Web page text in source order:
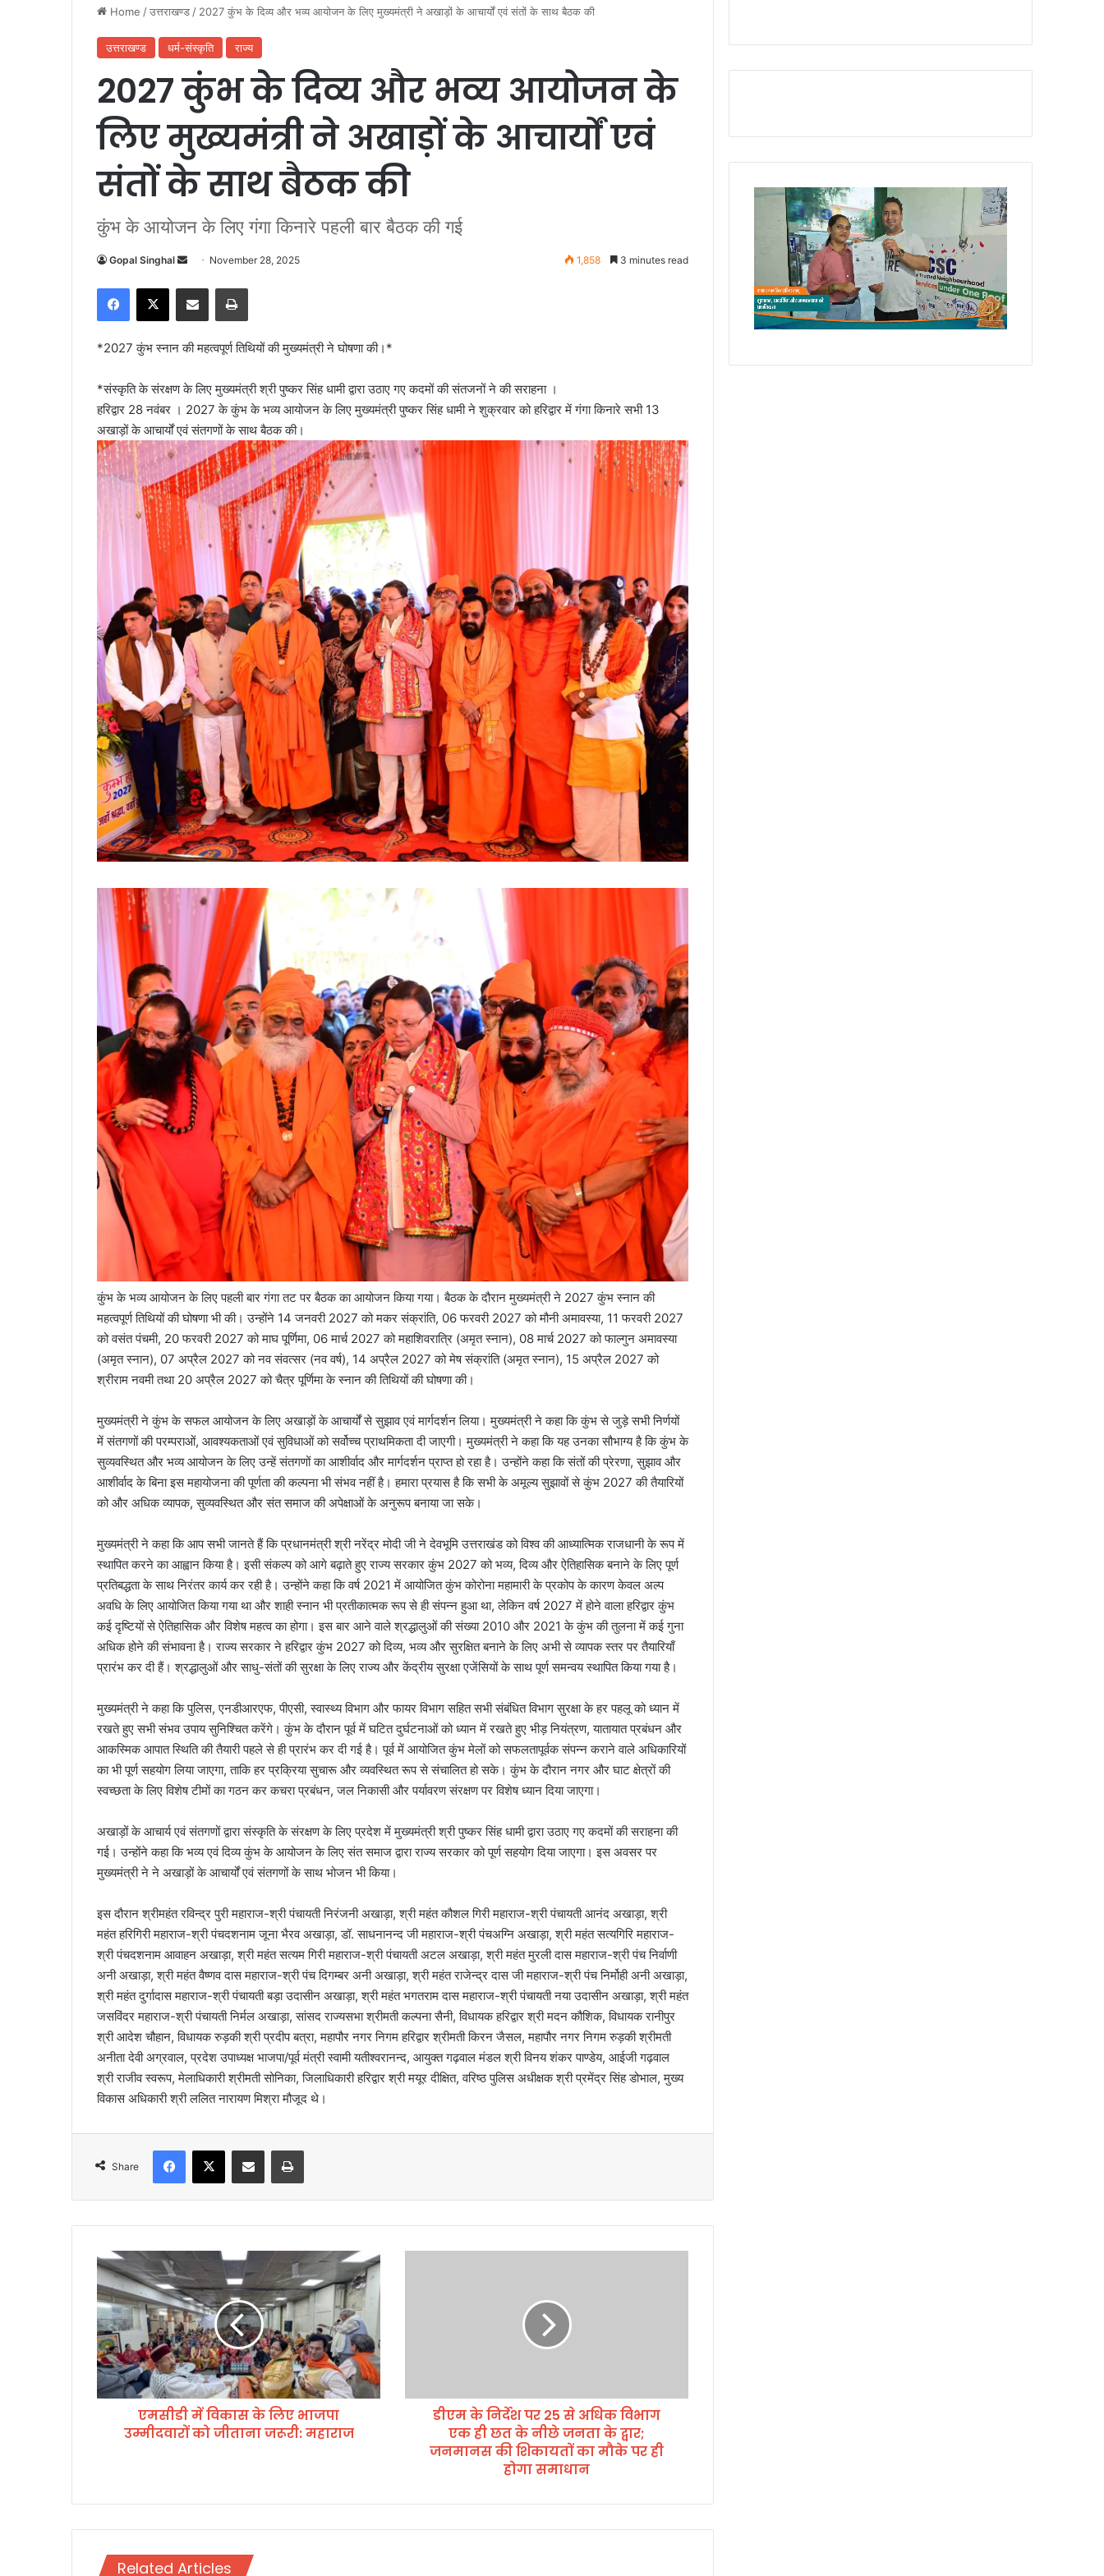
Home /उत्तराखण्ड / 2027 कुंभ के दिव्य और भव्य आयोजन के लिए मुख्यमंत्री ने अखाड़ों के आचार्यों एवं संतों के साथ बैठक की
उत्तराखण्ड धर्म-संस्कृति राज्य
2027 कुंभ के दिव्य और भव्य आयोजन के
लिए मुख्यमंत्री ने अखाड़ों के आचार्यों एवं
संतों के साथ बैठक की
कुंभ के आयोजन के लिए गंगा किनारे पहली बार बैठक की गई
Gopal Singhal
n
d
m
a
l
November 28, 2025 1,858 3 minutes read
*2027 कुंभ स्नान की महत्वपूर्ण तिथियों की मुख्यमंत्री ने घोषणा की।*
*संस्कृति के संरक्षण के लिए मुख्यमंत्री श्री पुष्कर सिंह धामी द्वारा उठाए गए कदमों की संतजनों ने की सराहना ।
हरिद्वार 28 नवंबर । 2027 के कुंभ के भव्य आयोजन के लिए मुख्यमंत्री पुष्कर सिंह धामी ने शुक्रवार को हरिद्वार में गंगा किनारे सभी 13
अखाड़ों के आचार्यों एवं संतगणों के साथ बैठक की।
कुंभ के भव्य आयोजन के लिए पहली बार गंगा तट पर बैठक का आयोजन किया गया। बैठक के दौरान मुख्यमंत्री ने 2027 कुंभ स्नान की
महत्वपूर्ण तिथियों की घोषणा भी की। उन्होंने 14 जनवरी 2027 को मकर संक्रांति, 06 फरवरी 2027 को मौनी अमावस्या, 11 फरवरी 2027
को वसंत पंचमी, 20 फरवरी 2027 को माघ पूर्णिमा, 06 मार्च 2027 को महाशिवरात्रि (अमृत स्नान), 08 मार्च 2027 को फाल्गुन अमावस्या
(अमृत स्नान), 07 अप्रैल 2027 को नव संवत्सर (नव वर्ष), 14 अप्रैल 2027 को मेष संक्रांति (अमृत स्नान), 15 अप्रैल 2027 को
श्रीराम नवमी तथा 20 अप्रैल 2027 को चैत्र पूर्णिमा के स्नान की तिथियों की घोषणा की।
मुख्यमंत्री ने कुंभ के सफल आयोजन के लिए अखाड़ों के आचार्यों से सुझाव एवं मार्गदर्शन लिया। मुख्यमंत्री ने कहा कि कुंभ से जुड़े सभी निर्णयों
में संतगणों की परम्पराओं, आवश्यकताओं एवं सुविधाओं को सर्वोच्च प्राथमिकता दी जाएगी। मुख्यमंत्री ने कहा कि यह उनका सौभाग्य है कि कुंभ के
सुव्यवस्थित और भव्य आयोजन के लिए उन्हें संतगणों का आशीर्वाद और मार्गदर्शन प्राप्त हो रहा है। उन्होंने कहा कि संतों की प्रेरणा, सुझाव और
आशीर्वाद के बिना इस महायोजना की पूर्णता की कल्पना भी संभव नहीं है। हमारा प्रयास है कि सभी के अमूल्य सुझावों से कुंभ 2027 की तैयारियों
को और अधिक व्यापक, सुव्यवस्थित और संत समाज की अपेक्षाओं के अनुरूप बनाया जा सके।
मुख्यमंत्री ने कहा कि आप सभी जानते हैं कि प्रधानमंत्री श्री नरेंद्र मोदी जी ने देवभूमि उत्तराखंड को विश्व की आध्यात्मिक राजधानी के रूप में
स्थापित करने का आह्वान किया है। इसी संकल्प को आगे बढ़ाते हुए राज्य सरकार कुंभ 2027 को भव्य, दिव्य और ऐतिहासिक बनाने के लिए पूर्ण
प्रतिबद्धता के साथ निरंतर कार्य कर रही है। उन्होंने कहा कि वर्ष 2021 में आयोजित कुंभ कोरोना महामारी के प्रकोप के कारण केवल अल्प
अवधि के लिए आयोजित किया गया था और शाही स्नान भी प्रतीकात्मक रूप से ही संपन्न हुआ था, लेकिन वर्ष 2027 में होने वाला हरिद्वार कुंभ
कई दृष्टियों से ऐतिहासिक और विशेष महत्व का होगा। इस बार आने वाले श्रद्धालुओं की संख्या 2010 और 2021 के कुंभ की तुलना में कई गुना
अधिक होने की संभावना है। राज्य सरकार ने हरिद्वार कुंभ 2027 को दिव्य, भव्य और सुरक्षित बनाने के लिए अभी से व्यापक स्तर पर तैयारियाँ
प्रारंभ कर दी हैं। श्रद्धालुओं और साधु-संतों की सुरक्षा के लिए राज्य और केंद्रीय सुरक्षा एजेंसियों के साथ पूर्ण समन्वय स्थापित किया गया है।
मुख्यमंत्री ने कहा कि पुलिस, एनडीआरएफ, पीएसी, स्वास्थ्य विभाग और फायर विभाग सहित सभी संबंधित विभाग सुरक्षा के हर पहलू को ध्यान में
रखते हुए सभी संभव उपाय सुनिश्चित करेंगे। कुंभ के दौरान पूर्व में घटित दुर्घटनाओं को ध्यान में रखते हुए भीड़ नियंत्रण, यातायात प्रबंधन और
आकस्मिक आपात स्थिति की तैयारी पहले से ही प्रारंभ कर दी गई है। पूर्व में आयोजित कुंभ मेलों को सफलतापूर्वक संपन्न कराने वाले अधिकारियों
का भी पूर्ण सहयोग लिया जाएगा, ताकि हर प्रक्रिया सुचारू और व्यवस्थित रूप से संचालित हो सके। कुंभ के दौरान नगर और घाट क्षेत्रों की
स्वच्छता के लिए विशेष टीमों का गठन कर कचरा प्रबंधन, जल निकासी और पर्यावरण संरक्षण पर विशेष ध्यान दिया जाएगा।
अखाड़ों के आचार्य एवं संतगणों द्वारा संस्कृति के संरक्षण के लिए प्रदेश में मुख्यमंत्री श्री पुष्कर सिंह धामी द्वारा उठाए गए कदमों की सराहना की
गई। उन्होंने कहा कि भव्य एवं दिव्य कुंभ के आयोजन के लिए संत समाज द्वारा राज्य सरकार को पूर्ण सहयोग दिया जाएगा। इस अवसर पर
मुख्यमंत्री ने ने अखाड़ों के आचार्यों एवं संतगणों के साथ भोजन भी किया।
इस दौरान श्रीमहंत रविन्द्र पुरी महाराज-श्री पंचायती निरंजनी अखाड़ा, श्री महंत कौशल गिरी महाराज-श्री पंचायती आनंद अखाड़ा, श्री
महंत हरिगिरी महाराज-श्री पंचदशनाम जूना भैरव अखाड़ा, डॉ. साधनानन्द जी महाराज-श्री पंचअग्नि अखाड़ा, श्री महंत सत्यगिरि महाराज-
श्री पंचदशनाम आवाहन अखाड़ा, श्री महंत सत्यम गिरी महाराज-श्री पंचायती अटल अखाड़ा, श्री महंत मुरली दास महाराज-श्री पंच निर्वाणी
अनी अखाड़ा, श्री महंत वैष्णव दास महाराज-श्री पंच दिगम्बर अनी अखाड़ा, श्री महंत राजेन्द्र दास जी महाराज-श्री पंच निर्मोही अनी अखाड़ा,
श्री महंत दुर्गादास महाराज-श्री पंचायती बड़ा उदासीन अखाड़ा, श्री महंत भगतराम दास महाराज-श्री पंचायती नया उदासीन अखाड़ा, श्री महंत
जसविंदर महाराज-श्री पंचायती निर्मल अखाड़ा, सांसद राज्यसभा श्रीमती कल्पना सैनी, विधायक हरिद्वार श्री मदन कौशिक, विधायक रानीपुर
श्री आदेश चौहान, विधायक रुड़की श्री प्रदीप बत्रा, महापौर नगर निगम हरिद्वार श्रीमती किरन जैसल, महापौर नगर निगम रुड़की श्रीमती
अनीता देवी अग्रवाल, प्रदेश उपाध्यक्ष भाजपा/पूर्व मंत्री स्वामी यतीश्वरानन्द, आयुक्त गढ़वाल मंडल श्री विनय शंकर पाण्डेय, आईजी गढ़वाल
श्री राजीव स्वरूप, मेलाधिकारी श्रीमती सोनिका, जिलाधिकारी हरिद्वार श्री मयूर दीक्षित, वरिष्ठ पुलिस अधीक्षक श्री प्रमेंद्र सिंह डोभाल, मुख्य
विकास अधिकारी श्री ललित नारायण मिश्रा मौजूद थे।
Share
ए
म
सी
डी
में
वि
का
स
के
उ
रों
एमसीडी में विकास के लिए भाजपा
उम्मीदवारों को जीताना जरूरी: महाराज
र
क
डीएम के निर्देश पर 25 से अधिक विभाग
एक ही छत के नीछे जनता के द्वार;
जनमानस की शिकायतों का मौके पर ही
होगा समाधान
Related Articles